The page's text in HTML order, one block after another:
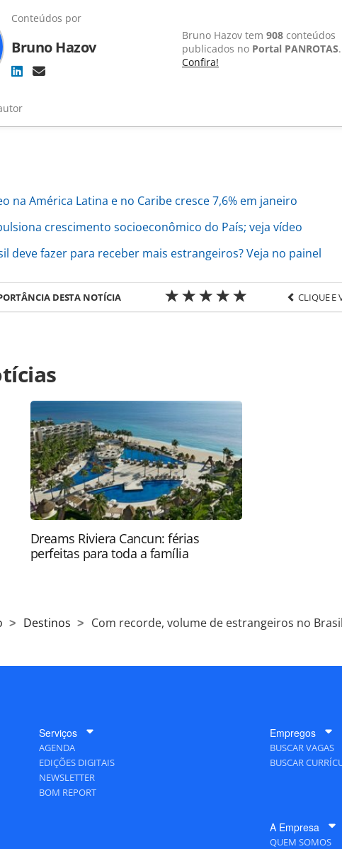
Conteúdos por
Bruno Hazov
Bruno Hazov tem 908 conteúdos
publicados no Portal PANROTAS.
Confira!
na América Latina e no Caribe cresce 7,6% em janeiro
crescimento socioeconômico do País; veja vídeo
deve fazer para receber mais estrangeiros? Veja no painel
DESTA NOTÍCIA CLIQUE E
mercado/destinos/2024/03/com-recorde-volume-
cresce-10-em-fevereiro_204237.html ou as ferramentas
Todo o conteúdo produzido pela PANROTAS Editora é
sobre direito autoral. Não reproduza o conteúdo sem
Editora (copyright@panrotas.com.br).
Dreams Riviera Cancun: férias
perfeitas para toda a família
Destinos Com recorde, volume de estrangeiros no
Serviços
AGENDA
EDIÇÕES DIGITAIS
NEWSLETTER
BOM REPORT
Empregos
BUSCAR VAGAS
BUSCAR
A Empresa
QUEM SOMOS